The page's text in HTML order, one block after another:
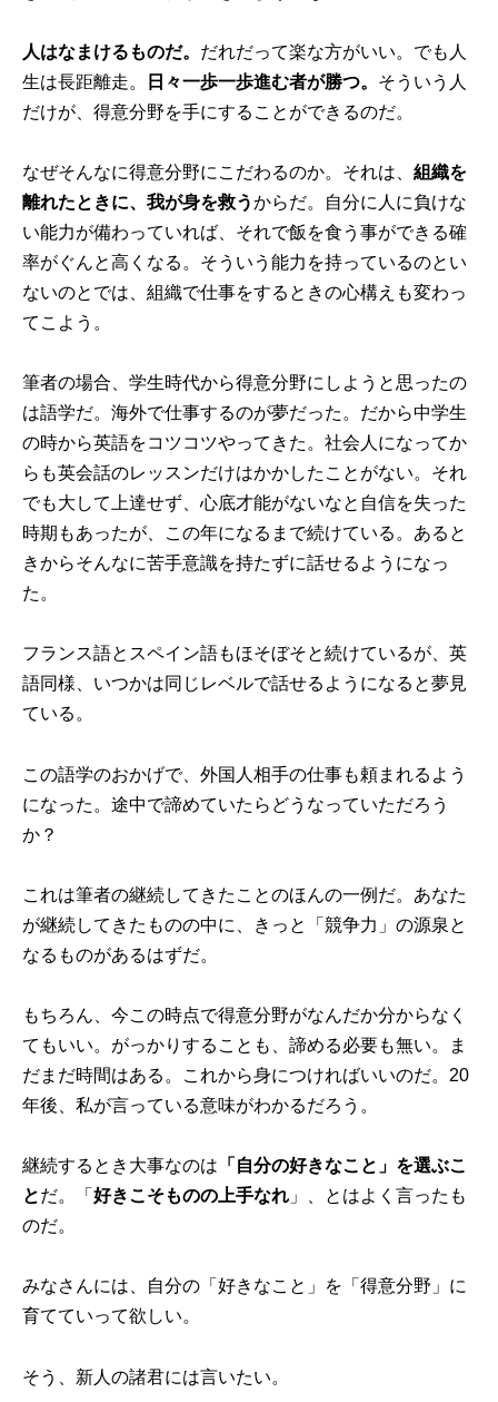
人はなまけるものだ。 だれだって楽な方がいい。でも人
生は長距離走。
日々一歩一歩進む者が勝つ。 そういう人
だけが、得意分野を手にすることができるのだ。
なぜそんなに得意分野にこだわるのか。それは、組織を
離れたときに、我が身を救うからだ。自分に人に負けな
い能力が備わっていれば、それで飯を食う事ができる確
率がぐんと高くなる。そういう能力を持っているのとい
ないのとでは、組織で仕事をするときの心構えも変わっ
てこよう。
筆者の場合、学生時代から得意分野にしようと思ったの
は語学だ。海外で仕事するのが夢だった。だから中学生
の時から英語をコツコツやってきた。社会人になってか
らも英会話のレッスンだけはかかしたことがない。それ
でも大して上達せず、心底才能がないなと自信を失った
時期もあったが、この年になるまで続けている。あると
きからそんなに苦手意識を持たずに話せるようになっ
た。
フランス語とスペイン語もほそぼそと続けているが、英
語同様、いつかは同じレベルで話せるようになると夢見
ている。
この語学のおかげで、外国人相手の仕事も頼まれるよう
になった。途中で諦めていたらどうなっていただろう
か？
これは筆者の継続してきたことのほんの一例だ。あなた
が継続してきたものの中に、きっと「競争力」の源泉と
なるものがあるはずだ。
もちろん、今この時点で得意分野がなんだか分からなく
てもいい。がっかりすることも、諦める必要も無い。ま
だまだ時間はある。これから身につければいいのだ。20
年後、私が言っている意味がわかるだろう。
継続するとき大事なのは 「自分の好きなこと」を選ぶこ
とだ。「好きこそものの上手なれ 」、とはよく言ったも
のだ。
みなさんには、自分の「好きなこと」を「得意分野」に
育てていって欲しい。
そう、新人の諸君には言いたい。